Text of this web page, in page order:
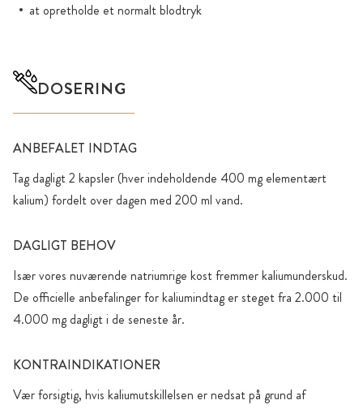
at opretholde et normalt blodtryk
DOSERING
ANBEFALET INDTAG
Tag dagligt 2 kapsler (hver indeholdende 400 mg elementært
kalium) fordelt over dagen med 200 ml vand.
DAGLIGT BEHOV
Især vores nuværende natriumrige kost fremmer kaliumunderskud.
De officielle anbefalinger for kaliumindtag er steget fra 2.000 til
4.000 mg dagligt i de seneste år.
KONTRAINDIKATIONER
Vær forsigtig, hvis kaliumutskillelsen er nedsat på grund af